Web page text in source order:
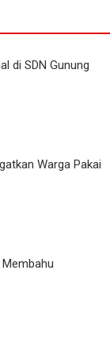
di SDN Gunung
Warga Pakai